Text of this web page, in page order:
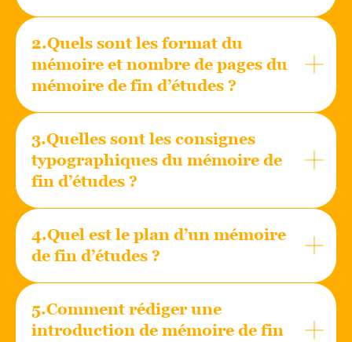
2.Quels sont les format du
mémoire et nombre de pages du
mémoire de fin d’études ?
3.Quelles sont les consignes
typographiques du mémoire de
fin d’études ?
4.Quel est le plan d’un mémoire
de fin d’études ?
5.Comment rédiger une
introduction de mémoire de fin